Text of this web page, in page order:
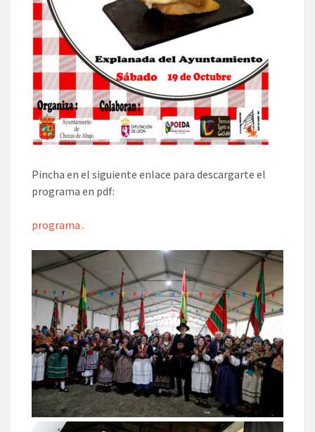
Pincha en el siguiente enlace para descargarte el
programa en pdf:
programa .